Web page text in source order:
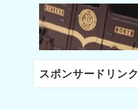
スポンサードリンク